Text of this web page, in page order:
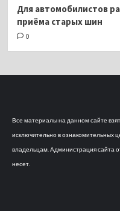
Для автомобилистов
приёма старых шин
0
Все материалы на данном сайте
исключительно в ознакомительных
владельцам. Администрация сайта
несет.